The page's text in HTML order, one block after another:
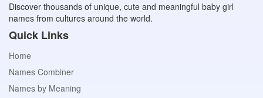
Discover thousands of unique, cute and meaningful baby girl
names from cultures around the world.
Quick Links
Home
Names Combiner
Names by Meaning